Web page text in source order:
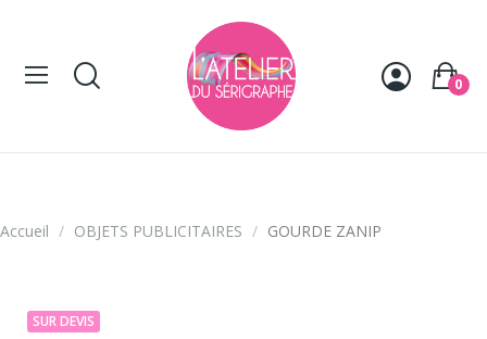
0
Accueil OBJETS PUBLICITAIRES GOURDE ZANIP
SUR DEVIS